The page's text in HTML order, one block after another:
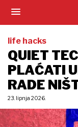
life hacks
QUIET
PLAĆATI
RADE
23. lipnja 2026.